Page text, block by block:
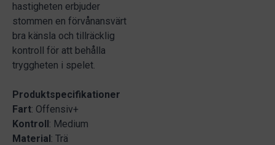
hastigheten erbjuder
stommen en förvånansvärt
bra känsla och tillräcklig
kontroll för att behålla
tryggheten i spelet.
Produktspecifikationer
Fart: Offensiv+
Kontroll: Medium
Material: Trä